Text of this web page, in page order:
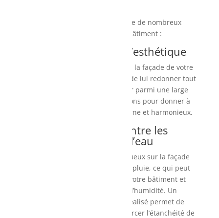
Le ravalement de façade offre de nombreux
avantages pour votre bâtiment :
1. Amélioration de l’esthétique
En redonnant un coup de neuf à la façade de votre
bâtiment, le ravalement permet de lui redonner tout
son attrait. Vous pouvez choisir parmi une large
gamme de couleurs et de finitions pour donner à
votre bâtiment un aspect moderne et harmonieux.
2. Protection contre les
infiltrations d’eau
Les fissures et les joints défectueux sur la façade
peuvent laisser passer l’eau de pluie, ce qui peut
endommager la structure de votre bâtiment et
provoquer des problèmes d’humidité. Un
bien réalisé permet de
colmater ces fissures et de renforcer l’étanchéité de